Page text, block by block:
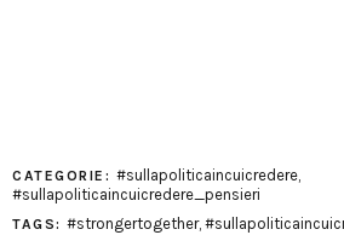
CATEGORIE: #sullapoliticaincuicredere,
#sullapoliticaincuicredere_pensieri
TAGS: #strongertogether,